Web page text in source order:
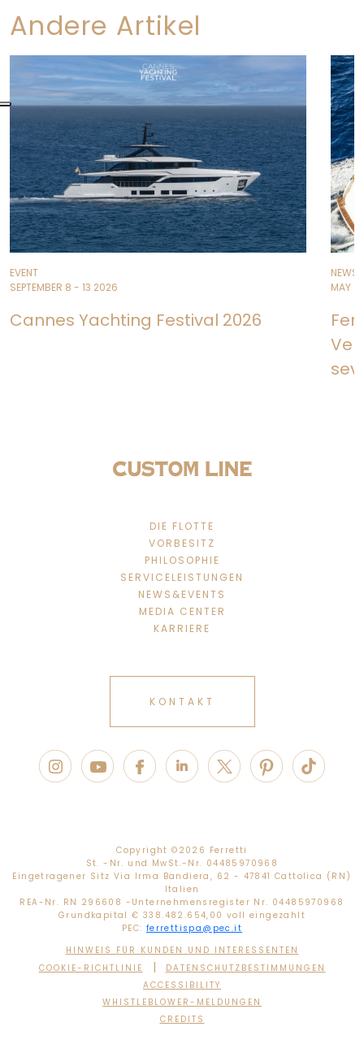
Andere Artikel
EVENT
SEPTEMBER 8 - 13 2026
Cannes Yachting Festival 2026
NEWS
MAY
DIE FLOTTE
VORBESITZ
PHILOSOPHIE
SERVICELEISTUNGEN
NEWS&EVENTS
MEDIA CENTER
KARRIERE
KONTAKT
Copyright © 2026 Ferretti
St. -Nr. und MwSt.-Nr. 04485970968
Eingetragener Sitz Via Irma Bandiera, 62 - 47841 Cattolica (RN)
Italien
REA-Nr. RN 296608 -Unternehmensregister Nr. 04485970968
Grundkapital € 338.482.654,00 voll eingezahlt
PEC: ferrettispa@pec.it
HINWEIS FÜR KUNDEN UND INTERESSENTEN
COOKIE-RICHTLINIE
|
DATENSCHUTZBESTIMMUNGEN
ACCESSIBILITY
WHISTLEBLOWER-MELDUNGEN
CREDITS